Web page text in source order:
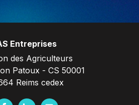
Entreprises
des Agriculteurs
Patoux - CS 50001
Reims cedex